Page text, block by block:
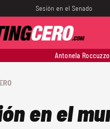
Sesión en el Senado
Antonela Roccuzzo
en el